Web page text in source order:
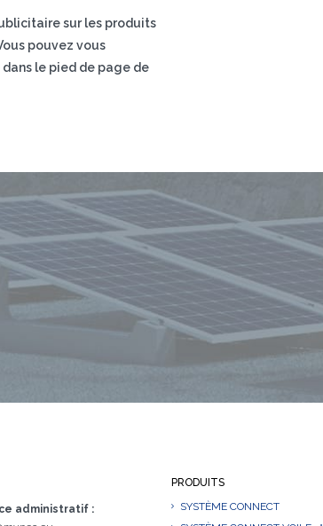
sur les produits
pouvez vous
le pied de page de
administratif :
PRODUITS
SYSTÈME CONNECT